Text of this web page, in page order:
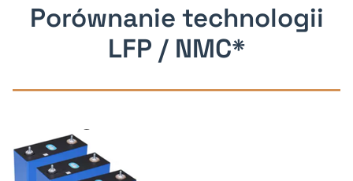
Porównanie technologii
LFP / NMC*